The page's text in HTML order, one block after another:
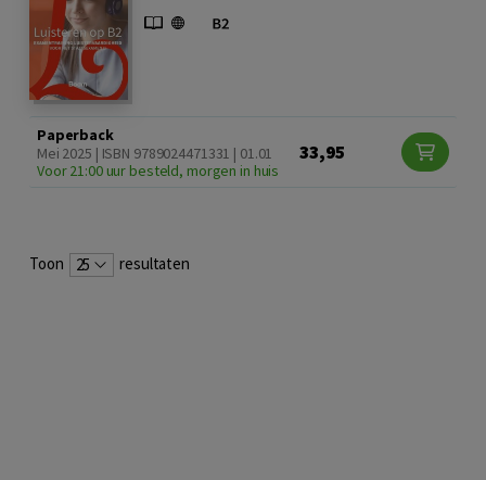
Paperback
Mei 2025 | ISBN 9789024471331 | 01.01
Voor 21:00 uur besteld, morgen in huis
33,95
Toon 25 resultaten